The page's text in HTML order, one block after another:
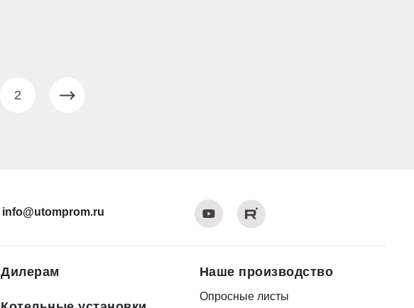
2
info@utomprom.ru
Дилерам Наше производство
Опросные листы